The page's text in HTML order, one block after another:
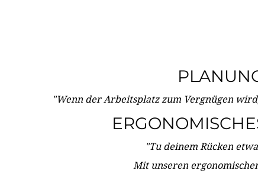
"Wenn der Arbeitsplatz zum Vergnügen
"Tu deinem Rücken
Mit unseren